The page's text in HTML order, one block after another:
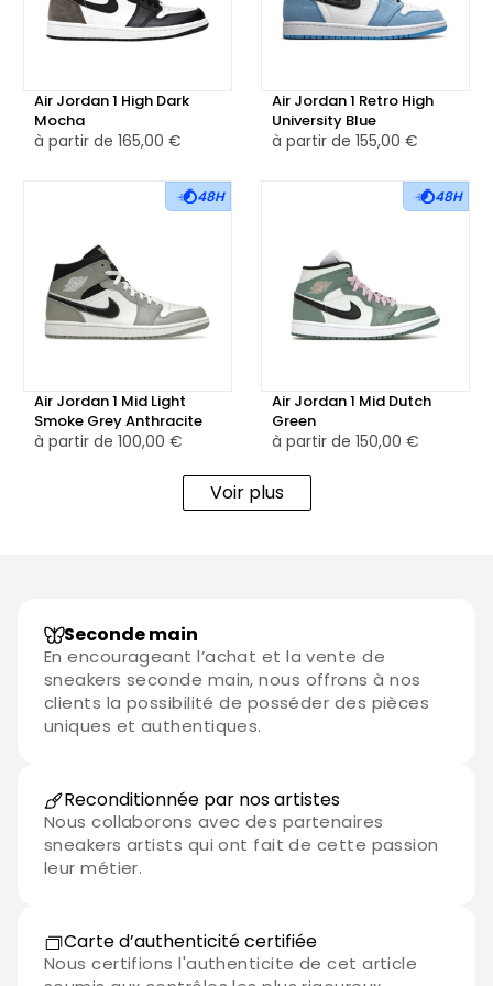
toile beige, est souvent fournie pour personnaliser la paire
selon les envies. Les lacets blancs s’accordent à la base,
la partie latérale, apportant une touche signature.
La semelle intermédiaire en caoutchouc blanc apporte
stabilité et confort, tandis que la semelle extérieure grise,
assortie aux empiècements, assure une bonne traction au
Disponible en version neuve et reconditionnée, cette
collaboration unique entre Union LA et Jordan offre une
sneaker à la fois créative, fonctionnelle et pensée pour
forte identité.
Air Jordan 1 High Dark
Mocha
à partir de 165,00 €
Air Jordan 1 Retro High
University Blue
à partir de 155,00 €
48H
Air Jordan 1 Mid Light
Smoke Grey Anthracite
à partir de 100,00 €
48H
Air Jordan 1 Mid Dutch
Green
à partir de 150,00 €
Voir plus
Seconde main
En encourageant l’achat et la vente de
sneakers seconde main, nous offrons à nos
clients la possibilité de posséder des pièces
uniques et authentiques.
Reconditionnée par nos artistes
Nous collaborons avec des partenaires
sneakers artists qui ont fait de cette passion
leur métier.
Carte d’authenticité certifiée
Nous certifions l'authenticite de cet article